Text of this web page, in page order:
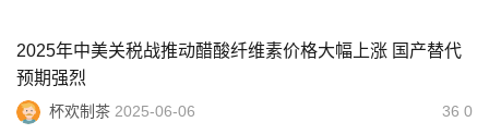
2025年中美关税战推动醋酸纤维素价格大幅上涨 国产替代
预期强烈
杯欢制茶 2025-06-06 36 0